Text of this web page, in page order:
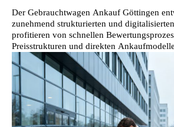
Der Gebrauchtwagen Ankauf Göttingen
zunehmend strukturierten und
profitieren von schnellen
Preisstrukturen und direkten